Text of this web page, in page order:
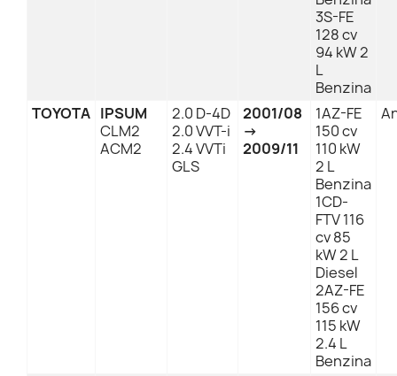
3S-FE
128 cv
94 kW 2
L
Benzina
TOYOTA IPSUM
CLM2
ACM2
2.0 D-4D
2.0 VVT-i
2.4 VVTi
GLS
2001/08
→
2009/11
1AZ-FE
150 cv
110 kW
2 L
Benzina
1CD-
FTV 116
cv 85
kW 2 L
Diesel
2AZ-FE
156 cv
115 kW
2.4 L
Benzina